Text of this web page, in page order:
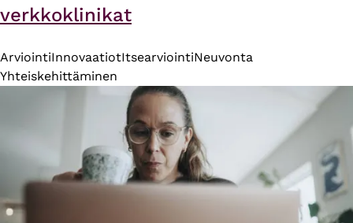
verkkoklinikat
ArviointiInnovaatiotItsearviointiNeuvonta
Yhteiskehittäminen